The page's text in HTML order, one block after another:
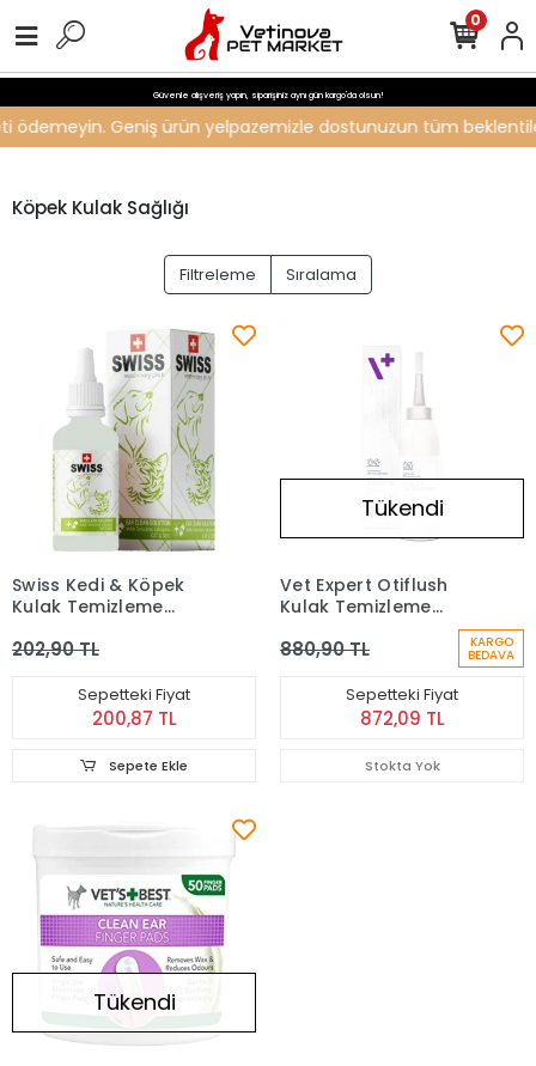
Güvenle alışveriş yapın, siparişiniz aynı gün kargo'da olsun!
ödemeyin. Geniş ürün yelpazemizle dostunuzun tüm
0
Köpek Kulak Sağlığı
Filtreleme Sıralama
Swiss Kedi & Köpek
Kulak Temizleme
202,90 TL
Sepetteki Fiyat
200,87 TL
Sepete Ekle
Tükendi
Vet Expert Otiflush
Kulak Temizleme
880,90 TL KARGO
BEDAVA
Sepetteki Fiyat
872,09 TL
Stokta Yok
Tükendi